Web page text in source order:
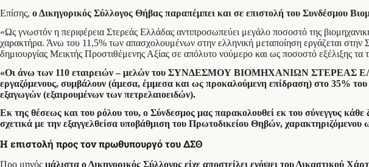
Επίσης, ο Δικηγορικός Σύλλογος Θήβας παραπέμπει και σε επιστολή του Συνδέσμου
«Ως γνωστόν η περιφέρεια Στερεάς Ελλάδας αντιπροσωπεύει μεγάλο ποσοστό της
χαρακτήρα. Άνω του 11,5% των απασχολουμένων στην ελληνική μεταποίηση εργάζεται στην
δημιουργίας Μεικτής Προστιθέμενης Αξίας σε απόλυτο νούμερο και ως ποσοστό εξέλιξης τα
«Οι άνω των 110 εταιρειών – μελών του ΣΥΝΔΕΣΜΟΥ ΒΙΟΜΗΧΑΝΙΩΝ ΣΤΕΡΕΑΣ
εργαζόμενους, συμβάλουν (άμεσα, έμμεσα και ως προκαλούμενη επίδραση) στο 35%
εξαγωγών (εξαιρουμένων των πετρελαιοειδών).
Εκ της θέσεως και του ρόλου του, ο Σύνδεσμος μας παρακολουθεί εκ του σύνεγγυς
σχετικά με την εξαγγελθείσα υποβάθμιση του Πρωτοδικείου Θηβών, χαρακτηριζόμενου
Η επιστολή προς τον πρωθυπουργό του ΔΣΘ
Προ μηνός μάλιστα ο Δικηγορικός Σύλλογος είχε αποστείλει ενόψει του Δικαστικού